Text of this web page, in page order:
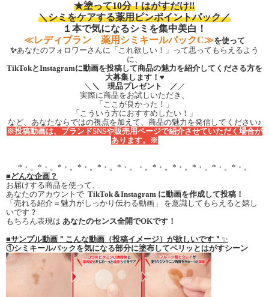
★塗って10分！はがすだけ‼
＼シミをケアする薬用ピンポイントパック／
１本で気になるシミを集中美白！
≪レディブラン 薬用シミキールパックC≫を使って
✨あなたのフォロワーさんに「これ欲しい！」って思ってもらえるよう
に、
TikTokとInstagramに動画を投稿して商品の魅力を紹介してくださる方を
大募集します！ ♥
＼ ＼ 現品プレゼント ／ ／
実際に商品をお試しいただき、
「ここが良かった！」
「こういう方におすすめしたい！」
など、あなたならではの視点を加えて、商品の魅力を発信してください♪
※投稿動画は、ブランドSNSや販売用ページで紹介させていただく場合が
あります。※
*・。*・。*・。*・。*・。*・。・。*・。*・。*・。*・。*・。
■どんな企画？
お届けする商品を使って、
あなたのアカウントで TikTok＆Instagram に動画を作成して投稿！
「売れる紹介＝魅力がしっかり伝わる動画」 を意識してもらえると嬉し
いです？
もちろん表現は あなたのセンス全開でOKです！
■サンプル動画＂こんな動画（投稿イメージ）が欲しいです＂ ✨
①シミキールパックを気になる部分に塗布してペリッとはがすシーン